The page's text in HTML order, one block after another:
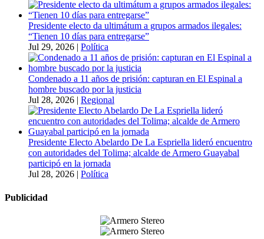
Presidente electo da ultimátum a grupos armados ilegales:
“Tienen 10 días para entregarse”
Jul 29, 2026 | Política
Condenado a 11 años de prisión: capturan en El Espinal a
hombre buscado por la justicia
Jul 28, 2026 | Regional
Presidente Electo Abelardo De La Espriella lideró encuentro
con autoridades del Tolima; alcalde de Armero Guayabal
participó en la jornada
Jul 28, 2026 | Política
Publicidad